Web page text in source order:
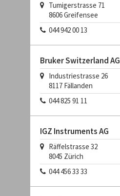
Tumigerstrasse 71
8606Greifensee
044 942 00 13
Bruker Switzerland AG
Industriestrasse 26
8117 Fällanden
044 825 91 11
IGZ Instruments AG
Räffelstrasse 32
8045 Zürich
044 456 33 33